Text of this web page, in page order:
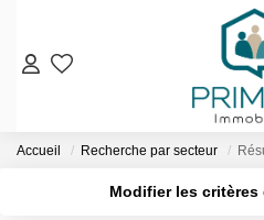
Nos Biens
Nos Biens
Accueil Recherche par secteur
Modifier les critères